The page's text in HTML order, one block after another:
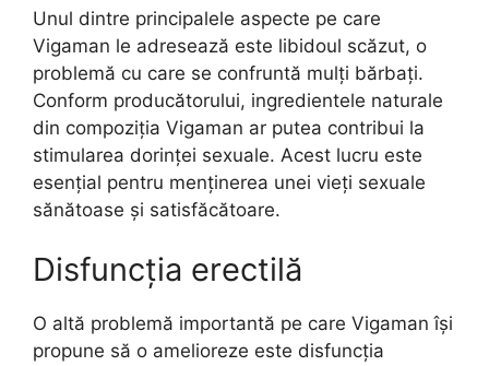
Unul dintre principalele aspecte pe care
Vigaman le adresează este libidoul scăzut, o
problemă cu care se confruntă mulți bărbați.
Conform producătorului, ingredientele naturale
din compoziția Vigaman ar putea contribui la
stimularea dorinței sexuale. Acest lucru este
esențial pentru menținerea unei vieți sexuale
sănătoase și satisfăcătoare.
Disfuncția erectilă
O altă problemă importantă pe care Vigaman își
propune să o amelioreze este disfuncția